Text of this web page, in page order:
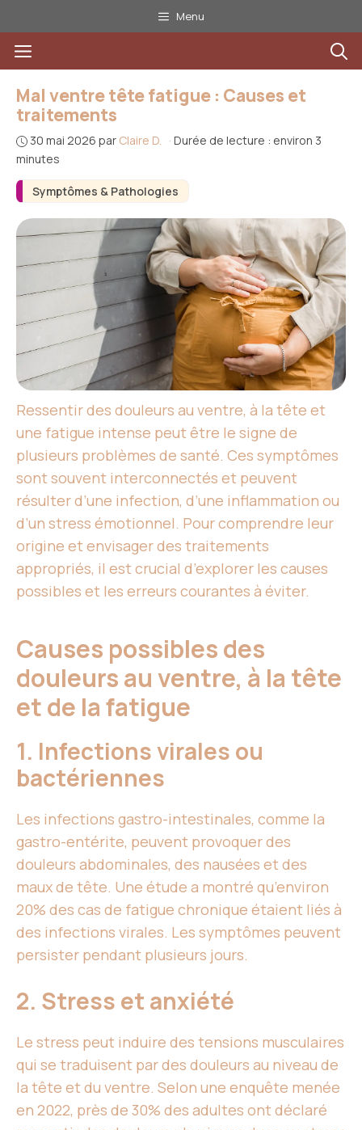
au
contenu
Menu
Menu
Symptômes & Pathologies
Mal ventre tête fatigue : Causes et
traitements
30 mai 2026 par Claire D. · Durée de lecture : environ 3
minutes
Ressentir des douleurs au ventre, à la tête et
une fatigue intense peut être le signe de
plusieurs problèmes de santé. Ces symptômes
sont souvent interconnectés et peuvent
résulter d’une infection, d’une inflammation ou
d’un stress émotionnel. Pour comprendre leur
origine et envisager des traitements
appropriés, il est crucial d’explorer les causes
possibles et les erreurs courantes à éviter.
Causes possibles des
douleurs au ventre, à la tête
et de la fatigue
1. Infections virales ou
bactériennes
Les infections gastro-intestinales, comme la
gastro-entérite, peuvent provoquer des
douleurs abdominales, des nausées et des
maux de tête. Une étude a montré qu’environ
20% des cas de fatigue chronique étaient liés à
des infections virales. Les symptômes peuvent
persister pendant plusieurs jours.
2. Stress et anxiété
Le stress peut induire des tensions musculaires
qui se traduisent par des douleurs au niveau de
la tête et du ventre. Selon une enquête menée
en 2022, près de 30% des adultes ont déclaré